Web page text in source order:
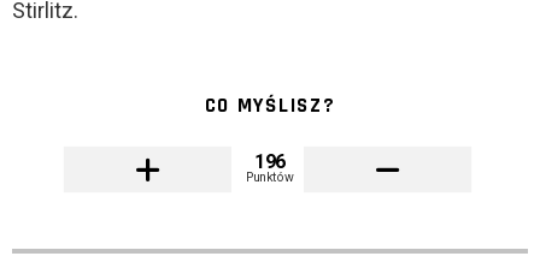
Stirlitz.
CO MYŚLISZ?
196
Punktów